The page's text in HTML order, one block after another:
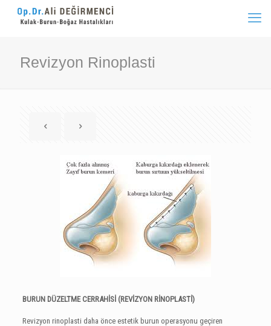
Revizyon Rinoplasti
BURUN DÜZELTME CERRAHİSİ (REVİZYON RİNOPLASTİ)
Revizyon rinoplasti daha önce estetik burun operasyonu geçiren